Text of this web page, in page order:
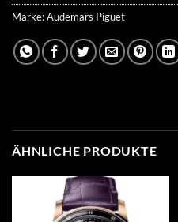
Marke:Audemars Piguet
ÄHNLICHE PRODUKTE